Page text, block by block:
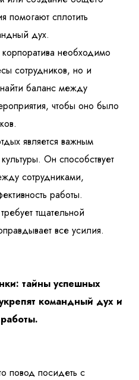
помогают сплотить
дух.
необходимо
сотрудников, но и
баланс между
чтобы оно было
является важным
Он способствует
сотрудниками,
работы.
тщательной
все усилия.
тайны успешных
командный дух и
повод посидеть с